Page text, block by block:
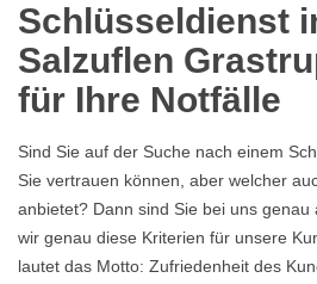
Schlüsseldienst
Salzuflen
für Ihre Notfälle
Sind Sie auf der Suche nach einem
Sie vertrauen können, aber welcher
anbietet? Dann sind Sie bei uns genau
wir genau diese Kriterien für unsere
lautet das Motto: Zufriedenheit des